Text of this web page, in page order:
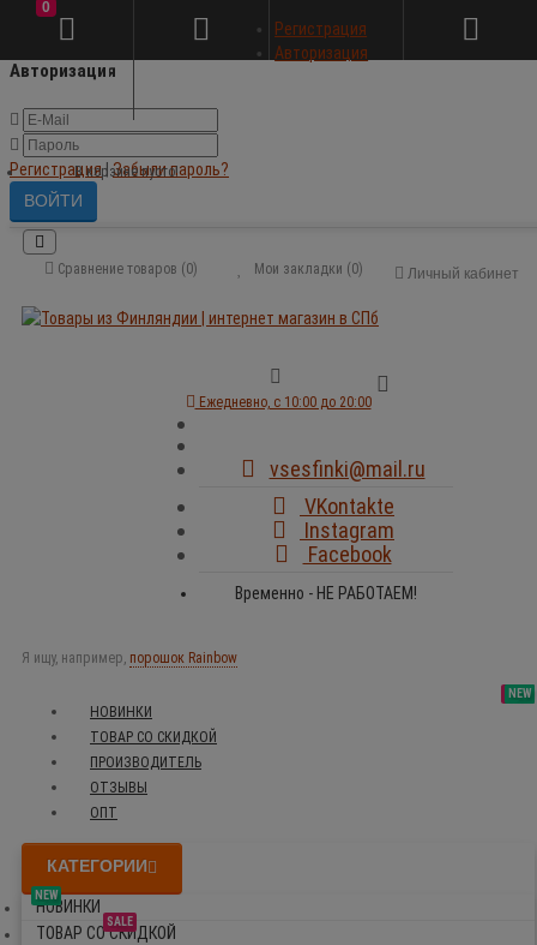
Авторизация
Регистрация|Забыли пароль?
Личный кабинет
Мои закладки (0)
Сравнение товаров (0)
Ежедневно, с 10:00 до 20:00
vsesfinki@mail.ru
VKontakte
Instagram
Facebook
Временно - НЕ РАБОТАЕМ!
Я ищу, например, порошок Rainbow
Регистрация
Авторизация
0
В корзине пусто!
NEW
НОВИНКИ
SALE
ТОВАР СО СКИДКОЙ
NEW
ПРОИЗВОДИТЕЛЬ
NEW
ОТЗЫВЫ
ОПТ
КАТЕГОРИИ
NEW
НОВИНКИ
SALE
ТОВАР СО СКИДКОЙ